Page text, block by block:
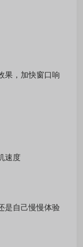
果，加快窗口响
速度
是自己慢慢体验